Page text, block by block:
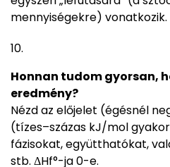
mennyiségekre) vonatkozik.
Honnan tudom gyorsan,
eredmény?
Nézd az előjelet (égésnél
(tízes–százas kJ/mol
fázisokat, együtthatókat,
stb. ΔHf°-ja 0-e.